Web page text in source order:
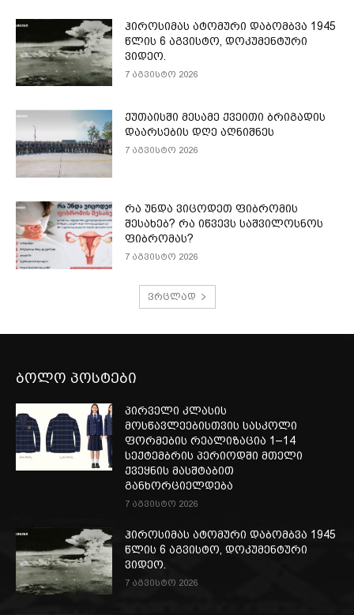
ჰიროსიმას ატომური დაბომბვა 1945
წლის 6 აგვისტო, დოკუმენტური
ვიდეო.
7 აგვისტო 2026
ქუთაისში მესამე ქვეითი ბრიგადის
დაარსების დღე აღნიშნეს
7 აგვისტო 2026
რა უნდა ვიცოდეთ ფიბრომის
შესახებ? რა იწვევს საშვილოსნოს
ფიბრომას?
7 აგვისტო 2026
ვრცლად
ბოლო პოსტები
პირველი კლასის
მოსწავლეებისთვის სასკოლი
ფორმების რეალიზაცია 1–14
სექტემბრის პერიოდში მთელი
ქვეყნის მასშტაბით
განხორციელდება
7 აგვისტო 2026
ჰიროსიმას ატომური დაბომბვა 1945
წლის 6 აგვისტო, დოკუმენტური
ვიდეო.
7 აგვისტო 2026